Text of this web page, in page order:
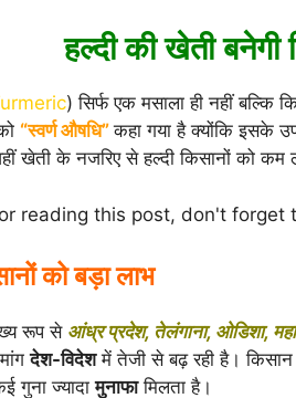
हल्दी की खेती
) सिर्फ एक मसाला ही नहीं बल्कि
“स्वर्ण औषधि” कहा गया है क्योंकि इसके
खेती के नजरिए से हल्दी किसानों को
reading this post, don't forget
को बड़ा लाभ
रूप से आंध्र प्रदेश, तेलंगाना, ओडिशा,
देश-विदेशमें तेजी से बढ़ रही है।
गुना ज्यादामुनाफामिलता है।